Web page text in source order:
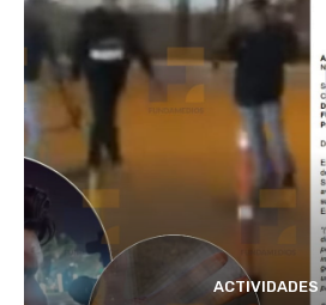
ACTIVIDADES